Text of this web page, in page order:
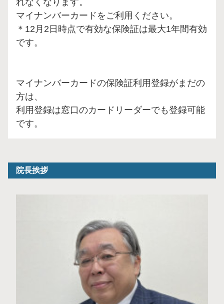
マイナンバーカードをご利用ください。
＊12月2日時点で有効な保険証は最大1年間有効
です。
マイナンバーカードの保険証利用登録がまだの
方は、
利用登録は窓口のカードリーダーでも登録可能
です。
院長挨拶